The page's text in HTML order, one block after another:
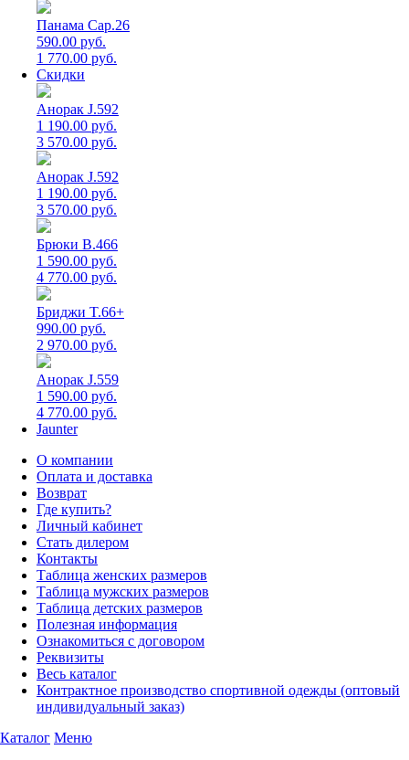
Панама Cap.26
590.00 руб.
1 770.00 руб.
Скидки
Анорак J.592
1 190.00 руб.
3 570.00 руб.
Анорак J.592
1 190.00 руб.
3 570.00 руб.
Брюки B.466
1 590.00 руб.
4 770.00 руб.
Бриджи T.66+
990.00 руб.
2 970.00 руб.
Анорак J.559
1 590.00 руб.
4 770.00 руб.
Jaunter
О компании
Оплата и доставка
Возврат
Где купить?
Личный кабинет
Стать дилером
Контакты
Таблица женских размеров
Таблица мужских размеров
Таблица детских размеров
Полезная информация
Ознакомиться с договором
Реквизиты
Весь каталог
Контрактное производство спортивной одежды (оптовый
индивидуальный заказ)
Каталог Меню